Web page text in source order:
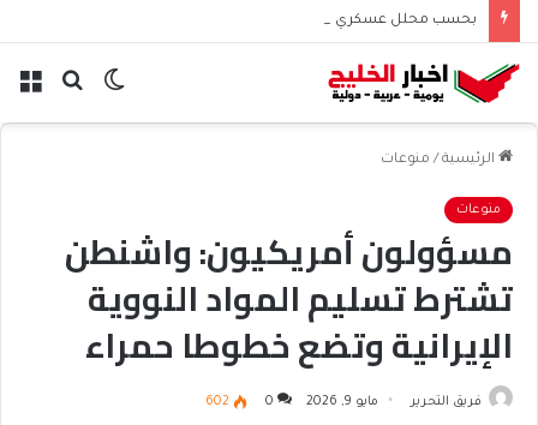
بحث الوضع
الرئيسية / منوعات
منوعات
مسؤولون أمريكيون: واشنطن
تشترط تسليم المواد النووية
الإيرانية وتضع خطوطا حمراء
للمفاوضات
فريق التحرير مايو 9, 2026 0
602